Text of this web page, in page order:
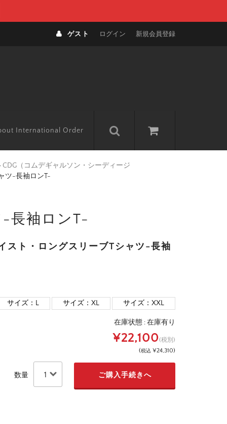
ゲスト ログイン 新規会員登録
International Order
CDG（コムデギャルソン・シーディージ
ツ-長袖ロンT-
-長袖ロンT-
スト・ロングスリーブTシャツ-長袖
サイズ：L サイズ：XL サイズ：XXL
在庫状態 :在庫有り
¥22,100(税別)
(税込 ¥24,310)
数量